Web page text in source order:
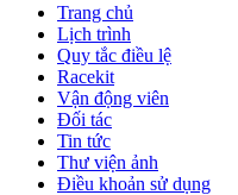
Trang chủ
Lịch trình
Quy tắc điều lệ
Racekit
Vận động viên
Đối tác
Tin tức
Thư viện ảnh
Điều khoản sử dụng